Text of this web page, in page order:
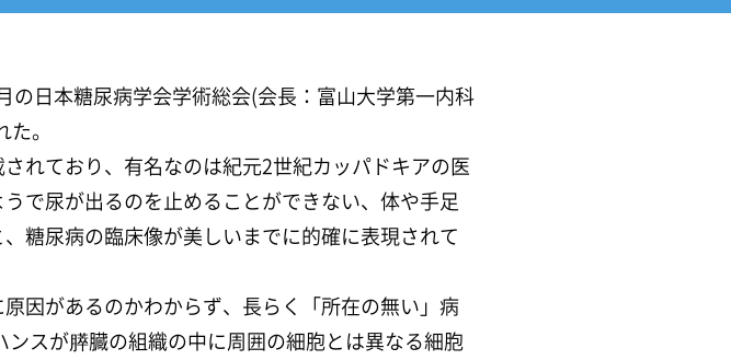
日本糖尿病学会学術総会(会長：富山大学第一内科
。
れており、有名なのは紀元2世紀カッパドキアの医
で尿が出るのを止めることができない、体や手足
糖尿病の臨床像が美しいまでに的確に表現されて
因があるのかわからず、長らく「所在の無い」病
スが膵臓の組織の中に周囲の細胞とは異なる細胞